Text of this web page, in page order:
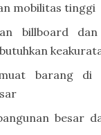
mobilitas tinggi
billboard
barang di
besar